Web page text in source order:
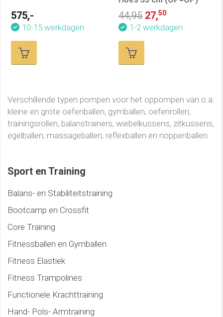
575,-
10-15 werkdagen
44,95 27,50
1-2 werkdagen
Verschillende typen pompen voor het oppompen van o.a.
kleine en grote oefenballen, gymballen, oefenrollen,
trainingsrollen, balanstrainers, wiebelkussens, zitkussens,
egelballen, massageballen, reflexballen en noppenballen.
Sport en Training
Balans- en Stabiliteitstraining
Bootcamp en Crossfit
Core Training
Fitnessballen en Gymballen
Fitness Elastiek
Fitness Trampolines
Functionele Krachttraining
Hand- Pols- Armtraining